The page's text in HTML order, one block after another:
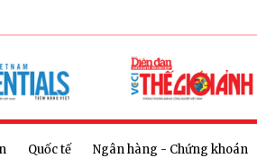
Quốc tế Ngân hàng - Chứng khoán